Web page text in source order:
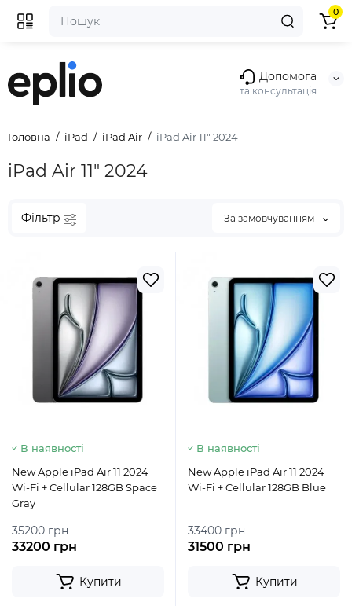
Допомога
та консультація
0
Головна iPad iPad Air iPad Air 11" 2024
iPad Air 11" 2024
Фільтр За замовчуванням
В наявності
New Apple iPad Air 11 2024
Wi-Fi + Cellular 128GB Space
Gray
35200 грн
33200 грн
Купити
В наявності
New Apple iPad Air 11 2024
Wi-Fi + Cellular 128GB Blue
33400 грн
31500 грн
Купити